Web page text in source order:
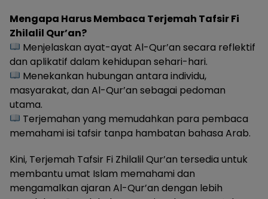
Mengapa Harus Membaca Terjemah Tafsir Fi
Zhilalil Qur’an?
Menjelaskan ayat-ayat Al-Qur’an secara reflektif
dan aplikatif dalam kehidupan sehari-hari.
Menekankan hubungan antara individu,
masyarakat, dan Al-Qur’an sebagai pedoman
utama.
Terjemahan yang memudahkan para pembaca
memahami isi tafsir tanpa hambatan bahasa Arab.
Kini, Terjemah Tafsir Fi Zhilalil Qur’an tersedia untuk
membantu umat Islam memahami dan
mengamalkan ajaran Al-Qur’an dengan lebih